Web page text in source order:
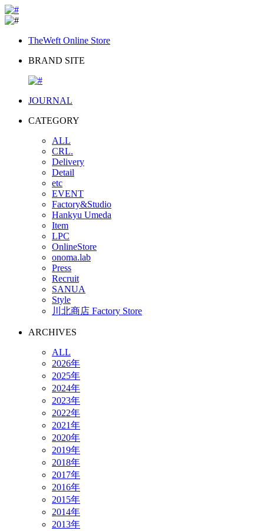
TheWeft Online Store
BRAND SITE
JOURNAL
CATEGORY
ALL
CRL.
Delivery
Detail
etc
EVENT
Factory&Studio
Hankyu Umeda
Item
LPC
OnlineStore
onoma.lab
Press
Recruit
SANUA
Style
川北商店 Factory Store
ARCHIVES
ALL
2026年
2025年
2024年
2023年
2022年
2021年
2020年
2019年
2018年
2017年
2016年
2015年
2014年
2013年